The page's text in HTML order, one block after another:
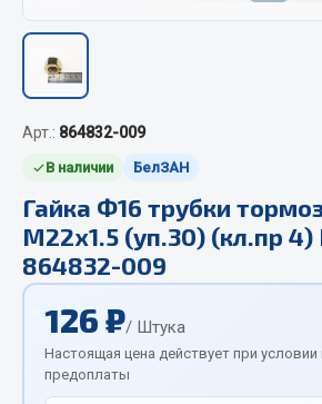
Автономные воздушные отопители
Жидкостные подогреватели
Отопители салона
Подогреватели тосола
Весь раздел
Автотовары
Автокаталоги
Аксессуары автомобильные
Аптечки и знаки автомобильные
Арт.: 864832-009
В наличии БелЗАН
Гайка Ф16 трубки
М22х1.5 (уп.30) (кл.пр
864832-009
126 ₽/ Штука
Настоящая цена действует при условии
предоплаты